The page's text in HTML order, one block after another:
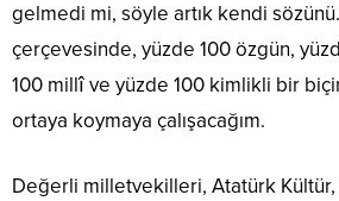
gelmedi mi, söyle artık kendi
çerçevesinde, yüzde 100 özgün,
100 millî ve yüzde 100 kimlikli bir
ortaya koymaya çalışacağım.
Değerli milletvekilleri, Atatürk